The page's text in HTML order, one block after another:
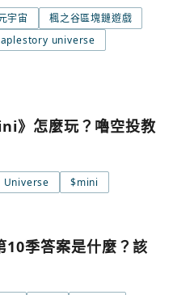
宇宙
楓之谷區塊鏈遊戲
universe
》怎麼玩？嚕空投教
Universe $mini
10季答案是什麼？該